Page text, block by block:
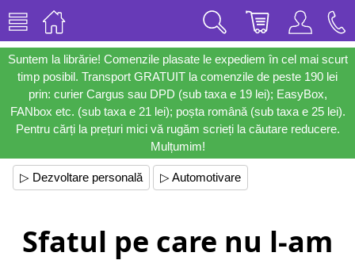
Suntem la librărie! Comenzile plasate le expediem în cel mai scurt
timp posibil. Transport GRATUIT la comenzile de peste 190 lei
prin: curier Cargus sau DPD (sub taxa e 19 lei); EasyBox,
FANbox etc. (sub taxa e 21 lei); poșta română (sub taxa e 25 lei).
Pentru cărți la prețuri mici vă rugăm scrieți la căutare reducere.
Mulțumim!
▷ Dezvoltare personală ▷ Automotivare
Sfatul pe care nu l-am